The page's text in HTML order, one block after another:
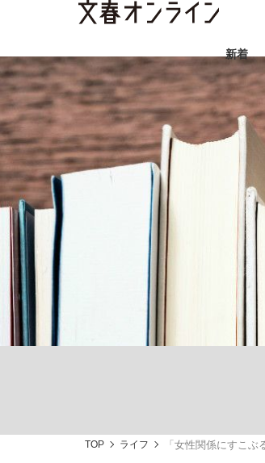
新着
スクープ
「キオクシアの投資の
終戦から81年
TOP ライフ 「女性関係にすこ